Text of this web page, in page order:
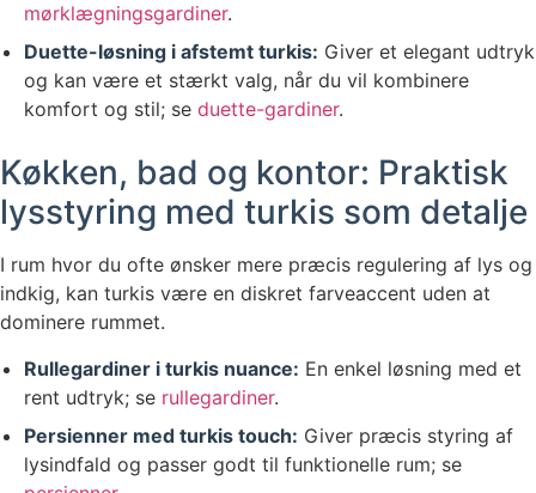
mørklægningsgardiner.
Duette-løsning i afstemt turkis: Giver et elegant udtryk
og kan være et stærkt valg, når du vil kombinere
komfort og stil; se duette-gardiner.
Køkken, bad og kontor: Praktisk
lysstyring med turkis som detalje
I rum hvor du ofte ønsker mere præcis regulering af lys og
indkig, kan turkis være en diskret farveaccent uden at
dominere rummet.
Rullegardiner i turkis nuance: En enkel løsning med et
rent udtryk; se rullegardiner.
Persienner med turkis touch: Giver præcis styring af
lysindfald og passer godt til funktionelle rum; se